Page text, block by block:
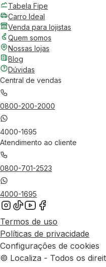
Tabela Fipe
Carro Ideal
Venda para lojistas
Quem somos
Nossas lojas
Blog
Dúvidas
Central de vendas
0800-200-2000
4000-1695
Atendimento ao cliente
0800-701-2523
4000-1695
Termos de uso
Políticas de privacidade
Configurações de cookies
© Localiza - Todos os